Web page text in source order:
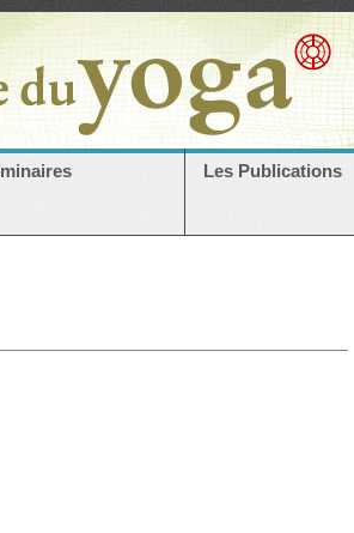
Les Publications